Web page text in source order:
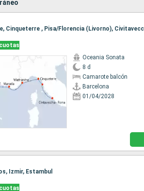
Oceania Sonata
8 d
Camarote balcón
Barcelona
01/04/2028
Izmir, Estambul